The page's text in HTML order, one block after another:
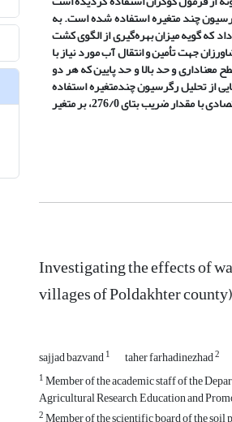
رگرسیون چند متغیره استفاده شده است. به
که گویه میزان بهره‌گیری از الگوی کشت
کشاورزان جهت تأمین و انتقال آب مورد نیاز با
داده است. در مجموع وضعیت مدیریت منابع آبی با مقدار میانگین 118/3 با توجه به سطح معناداری و حد بالا و حد پایین که هر دو
از تحلیل رگرسیون چندمتغیره استفاده
شده است. نتایج به دست آمده نشان داد که مدیریت منابع آبی بر متغیر معیشت اجتماعی با مقدار ضریب بتای 325/0، بر متغیر معیشت اقتصادی با مقدار ضریب بتای 276/0، بر متغیر
Investigating the effects of
villages of Poldakhter county)
sajjad bazvand1 taher farhadinezhad2
1Member of the academic staff of the
Agricultural Research, Education and
2